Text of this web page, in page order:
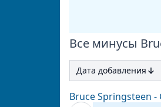
Все минусы
Дата добавления
Bruce Springsteen -